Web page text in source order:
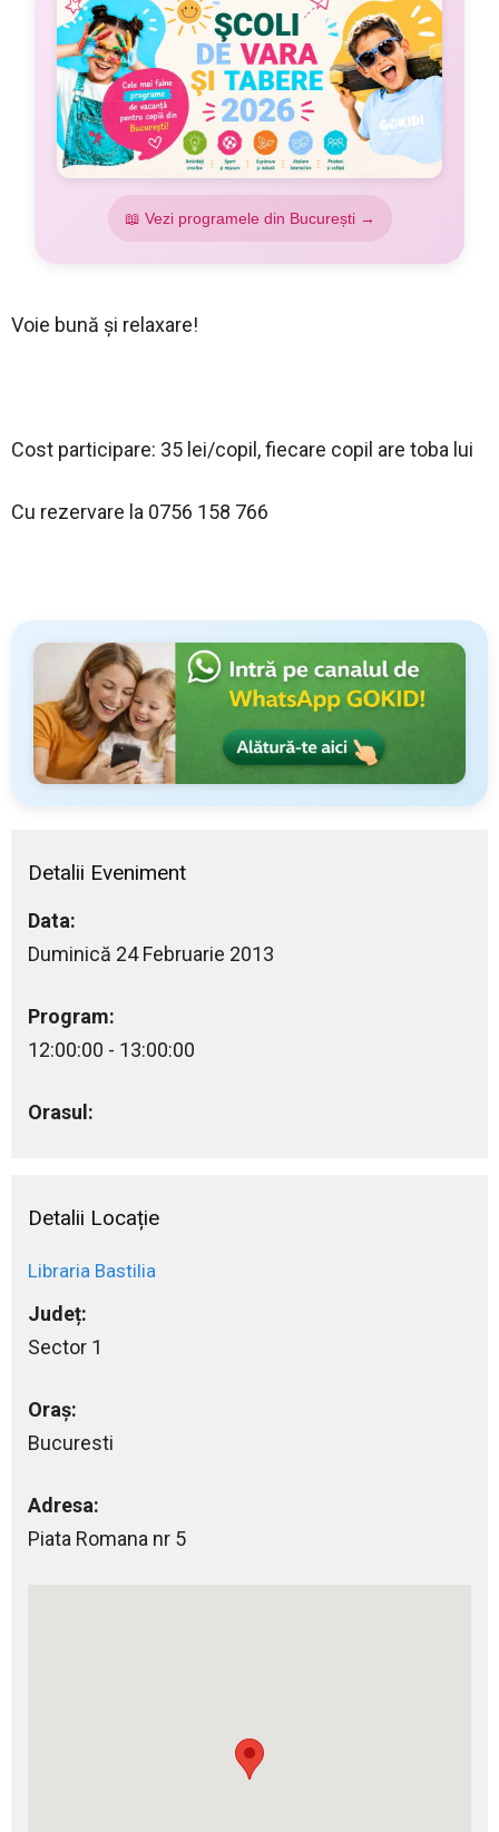
📖 Vezi programele din București →
Voie bună și relaxare!
Cost participare: 35 lei/copil, fiecare copil are toba lui
Cu rezervare la 0756 158 766
Detalii Eveniment
Data:
Duminică 24 Februarie 2013
Program:
12:00:00 - 13:00:00
Orasul:
Detalii Locație
Libraria Bastilia
Județ:
Sector 1
Oraș:
Bucuresti
Adresa:
Piata Romana nr 5